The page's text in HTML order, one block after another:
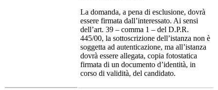
La domanda, a pena di esclusione, dovrà
essere firmata dall’interessato. Ai sensi
dell’art. 39 – comma 1 – del D.P.R.
445/00, la sottoscrizione dell’istanza non è
soggetta ad autenticazione, ma all’istanza
dovrà essere allegata, copia fotostatica
firmata di un documento d’identità, in
corso di validità, del candidato.